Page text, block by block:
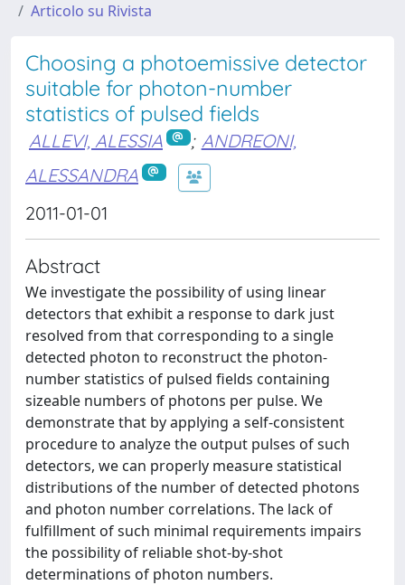
Articolo su Rivista
Choosing a photoemissive detector
suitable for photon-number
statistics of pulsed fields
ALLEVI, ALESSIA ; ANDREONI,
ALESSANDRA
2011-01-01
Abstract
We investigate the possibility of using linear
detectors that exhibit a response to dark just
resolved from that corresponding to a single
detected photon to reconstruct the photon-
number statistics of pulsed fields containing
sizeable numbers of photons per pulse. We
demonstrate that by applying a self-consistent
procedure to analyze the output pulses of such
detectors, we can properly measure statistical
distributions of the number of detected photons
and photon number correlations. The lack of
fulfillment of such minimal requirements impairs
the possibility of reliable shot-by-shot
determinations of photon numbers.